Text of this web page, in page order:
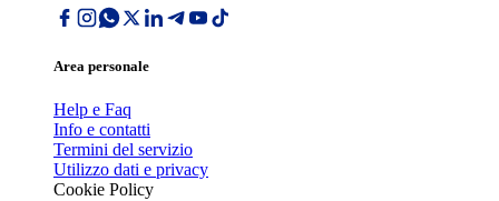
Area personale
Help e Faq
Info e contatti
Termini del servizio
Utilizzo dati e privacy
Cookie Policy